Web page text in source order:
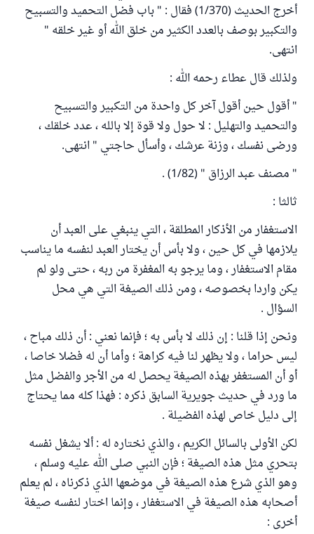
أخرج الحديث (1/370) فقال : " باب فضل التحميد والتسبيح
والتكبير بوصف بالعدد الكثير من خلق الله أو غير خلقه "
انتهى.
ولذلك قال عطاء رحمه الله :
" أقول حين أقول آخر كل واحدة من التكبير والتسبيح
والتحميد والتهليل : لا حول ولا قوة إلا بالله ، عدد خلقك ،
ورضى نفسك ، وزنة عرشك ، وأسأل حاجتي " انتهى.
" مصنف عبد الرزاق " (1/82) .
ثالثا :
الاستغفار من الأذكار المطلقة ، التي ينبغي على العبد أن
يلازمها في كل حين ، ولا بأس أن يختار العبد لنفسه ما يناسب
مقام الاستغفار ، وما يرجو به المغفرة من ربه ، حتى ولو لم
يكن واردا بخصوصه ، ومن ذلك الصيغة التي هي محل
السؤال .
ونحن إذا قلنا : إن ذلك لا بأس به ؛ فإنما نعني : أن ذلك مباح ،
ليس حراما ، ولا يظهر لنا فيه كراهة ؛ وأما أن له فضلا خاصا ،
أو أن المستغفر بهذه الصيغة يحصل له من الأجر والفضل مثل
ما ورد في حديث جويرية السابق ذكره : فهذا كله مما يحتاج
إلى دليل خاص لهذه الفضيلة .
لكن الأولى بالسائل الكريم ، والذي نختاره له : ألا يشغل نفسه
بتحري مثل هذه الصيغة ؛ فإن النبي صلى الله عليه وسلم ،
وهو الذي شرع هذه الصيغة في موضعها الذي ذكرناه ، لم يعلم
أصحابه هذه الصيغة في الاستغفار ، وإنما اختار لنفسه صيغة
أخرى :